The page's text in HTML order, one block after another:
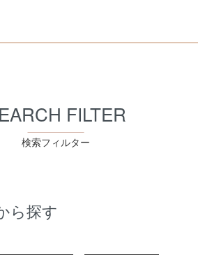
FILTER
検索フィルター
ら探す